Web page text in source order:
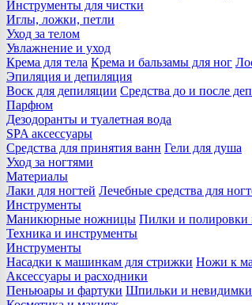
Инструменты для чистки
Иглы, ложки, петли
Уход за телом
Увлажнение и уход
Крема для тела Крема и бальзамы для ног
Эпиляция и депиляция
Воск для депиляции Средства до и после
Парфюм
Дезодоранты и туалетная вода
SPA аксессуары
Средства для принятия ванн Гели для душа
Уход за ногтями
Материалы
Лаки для ногтей Лечебные средства для
Инструменты
Маникюрные ножницы Пилки и
Техника и инструменты
Инструменты
Насадки к машинкам для стрижки Ножи к
Аксессуары и расходники
Пеньюары и фартуки Шпильки и невидимки